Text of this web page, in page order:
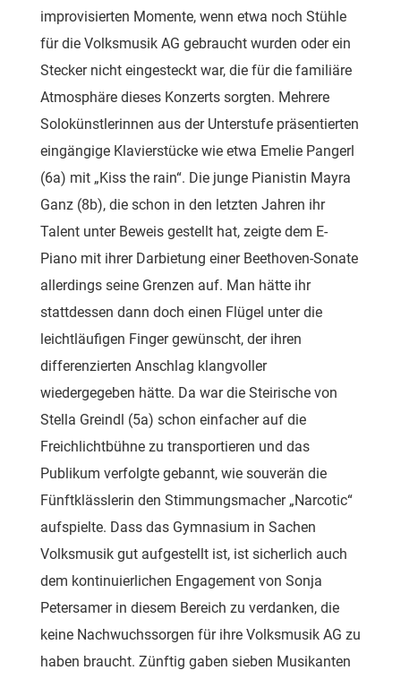
improvisierten Momente, wenn etwa noch Stühle
für die Volksmusik AG gebraucht wurden oder ein
Stecker nicht eingesteckt war, die für die familiäre
Atmosphäre dieses Konzerts sorgten. Mehrere
Solokünstlerinnen aus der Unterstufe präsentierten
eingängige Klavierstücke wie etwa Emelie Pangerl
(6a) mit „Kiss the rain“. Die junge Pianistin Mayra
Ganz (8b), die schon in den letzten Jahren ihr
Talent unter Beweis gestellt hat, zeigte dem E-
Piano mit ihrer Darbietung einer Beethoven-Sonate
allerdings seine Grenzen auf. Man hätte ihr
stattdessen dann doch einen Flügel unter die
leichtläufigen Finger gewünscht, der ihren
differenzierten Anschlag klangvoller
wiedergegeben hätte. Da war die Steirische von
Stella Greindl (5a) schon einfacher auf die
Freichlichtbühne zu transportieren und das
Publikum verfolgte gebannt, wie souverän die
Fünftklässlerin den Stimmungsmacher „Narcotic“
aufspielte. Dass das Gymnasium in Sachen
Volksmusik gut aufgestellt ist, ist sicherlich auch
dem kontinuierlichen Engagement von Sonja
Petersamer in diesem Bereich zu verdanken, die
keine Nachwuchssorgen für ihre Volksmusik AG zu
haben braucht. Zünftig gaben sieben Musikanten